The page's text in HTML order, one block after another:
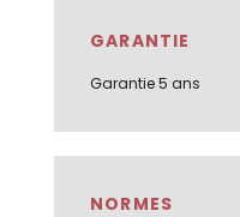
GARANTIE
Garantie 5 ans
NORMES